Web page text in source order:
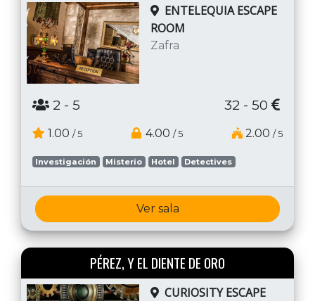
ENTELEQUIA ESCAPE
ROOM
Zafra
2 - 5 32 - 50
1.00 / 5 4.00 / 5 2.00 / 5
Investigación Misterio Hotel Detectives
Ver sala
PÉREZ, Y EL DIENTE DE ORO
CURIOSITY ESCAPE